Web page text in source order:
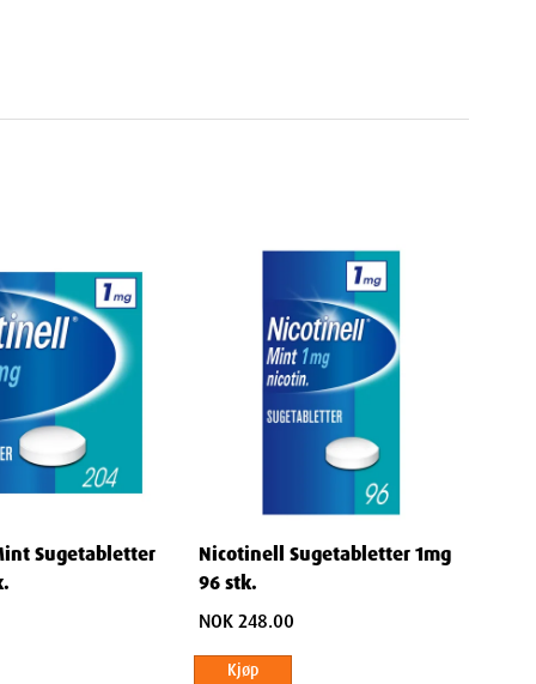
Sugetabletter
Nicotinell Sugetabletter 1mg
96 stk.
NOK 248.00
Kjøp